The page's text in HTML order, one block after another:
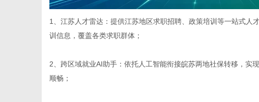
1、江苏人才雷达：提供江苏地区求职招聘、政策培训等一站式
训信息，覆盖各类求职群体；
2、跨区域就业AI助手：依托人工智能衔接皖苏两地社保转移，实
顺畅；